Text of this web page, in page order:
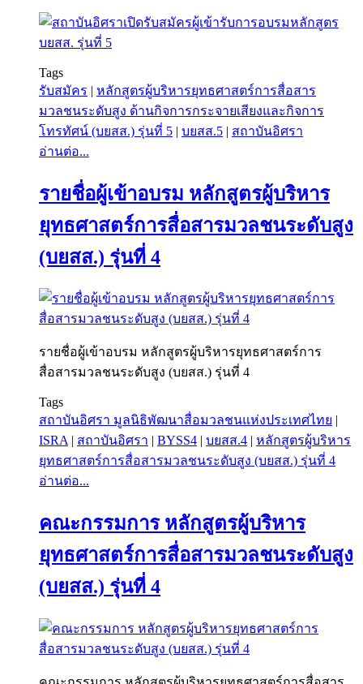
Tags
รับสมัคร | หลักสูตรผู้บริหารยุทธศาสตร์การสื่อสาร
มวลชนระดับสูง ด้านกิจการกระจายเสียงและกิจการ
โทรทัศน์ (บยสส.) รุ่นที่ 5 | บยสส.5 | สถาบันอิศรา
อ่านต่อ...
รายชื่อผู้เข้าอบรม หลักสูตรผู้บริหาร
ยุทธศาสตร์การสื่อสารมวลชนระดับสูง
(บยสส.) รุ่นที่ 4
รายชื่อผู้เข้าอบรม หลักสูตรผู้บริหารยุทธศาสตร์การ
สื่อสารมวลชนระดับสูง (บยสส.) รุ่นที่ 4
Tags
สถาบันอิศรา มูลนิธิพัฒนาสื่อมวลชนแห่งประเทศไทย |
ISRA| สถาบันอิศรา | BYSS4 | บยสส.4 | หลักสูตรผู้บริหาร
ยุทธศาสตร์การสื่อสารมวลชนระดับสูง (บยสส.) รุ่นที่ 4
อ่านต่อ...
คณะกรรมการ หลักสูตรผู้บริหาร
ยุทธศาสตร์การสื่อสารมวลชนระดับสูง
(บยสส.) รุ่นที่ 4